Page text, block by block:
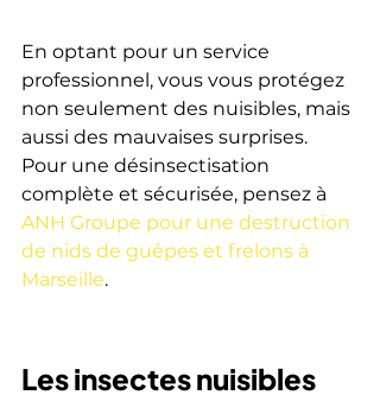
En optant pour un service
professionnel, vous vous protégez
non seulement des nuisibles, mais
aussi des mauvaises surprises.
Pour une désinsectisation
complète et sécurisée, pensez à
ANH Groupe pour une destruction
de nids de guêpes et frelons à
Marseille.
Les insectes nuisibles